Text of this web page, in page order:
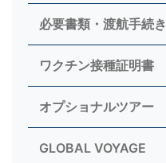
必要書類・渡航手続き
ワクチン接種証明書
オプショナルツアー
GLOBAL VOYAGE